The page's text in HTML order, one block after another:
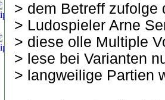
> dem Betreff zufolge
> Ludospieler Arne
> diese olle Multiple
> lese bei Varianten
> langweilige Partien